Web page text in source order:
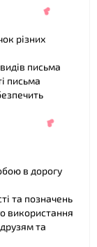
різних
письма
письма
в дорогу
та позначень
використання
та
❤